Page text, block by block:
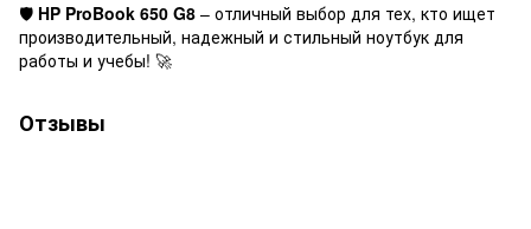
🛡 HP ProBook 650 G8 – отличный выбор для тех, кто ищет
производительный, надежный и стильный ноутбук для
работы и учебы! 🚀
Отзывы